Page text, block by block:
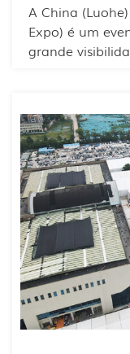
A China
Expo) é um
grande